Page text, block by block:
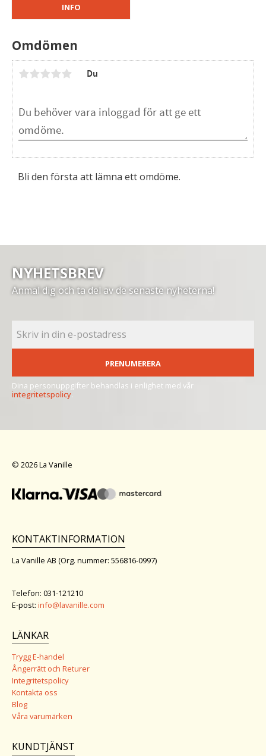
Omdömen
Du
Bli den första att lämna ett omdöme.
INFO
NYHETSBREV
Anmäl dig och ta del av de senaste nyheterna!
PRENUMERERA
Dina personuppgifter behandlas i enlighet med vår
integritetspolicy.
© 2026 La Vanille
KONTAKTINFORMATION
La Vanille AB (Org. nummer: 556816-0997)
Telefon: 031-121210
E-post: info@lavanille.com
LÄNKAR
Trygg E-handel
Ångerrätt och Returer
Integritetspolicy
Kontakta oss
Blog
Våra varumärken
KUNDTJÄNST